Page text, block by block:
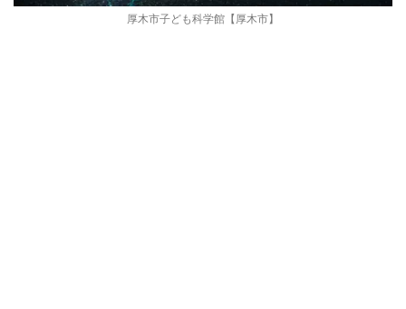
厚木市子ども科学館【厚木市】